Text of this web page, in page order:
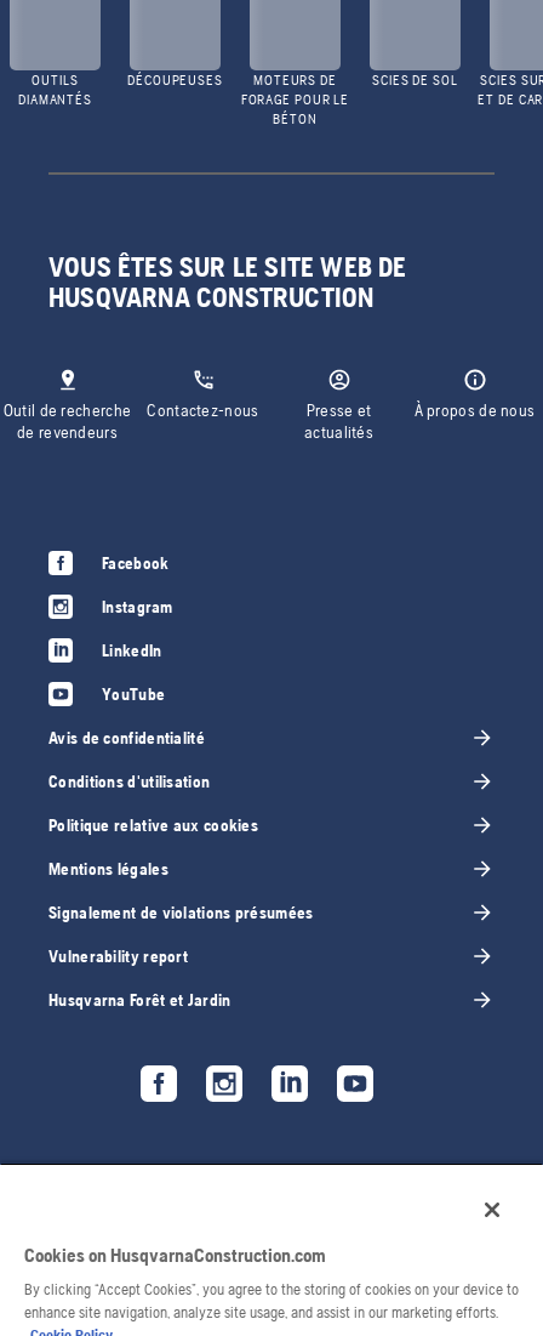
OUTILS
DIAMANTÉS
DÉCOUPEUSES
MOTEURS DE
FORAGE POUR LE
BÉTON
SCIES DE SOL
SCIES
ET DE
VOUS ÊTES SUR LE SITE WEB DE
HUSQVARNA CONSTRUCTION
Outil de recherche
de revendeurs
Contactez-nous
Presse et
actualités
À propos de nous
Facebook
Instagram
LinkedIn
YouTube
Avis de confidentialité
Conditions d'utilisation
Politique relative aux cookies
Mentions légales
Signalement de violations présumées
Vulnerability report
Husqvarna Forêt et Jardin
Cookies on HusqvarnaConstruction.com
By clicking “Accept Cookies”, you agree to the storing of cookies on your device to
enhance site navigation, analyze site usage, and assist in our marketing efforts.